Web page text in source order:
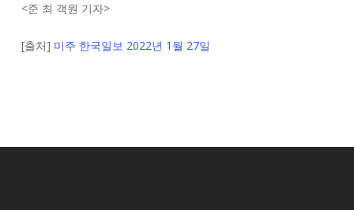
<준 최 객원 기자>
[출처] 미주 한국일보 2022년 1월 27일